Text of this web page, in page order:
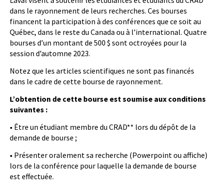
dans le rayonnement de leurs recherches. Ces bourses
financent la participation à des conférences que ce soit au
Québec, dans le reste du Canada ou à l’international. Quatre
bourses d’un montant de 500 $ sont octroyées pour la
session d’automne 2023.
Notez que les articles scientifiques ne sont pas financés
dans le cadre de cette bourse de rayonnement.
L’obtention de cette bourse est soumise aux conditions
suivantes :
• Être un étudiant membre du CRAD** lors du dépôt de la
demande de bourse ;
• Présenter oralement sa recherche (Powerpoint ou affiche)
lors de la conférence pour laquelle la demande de bourse
est effectuée.